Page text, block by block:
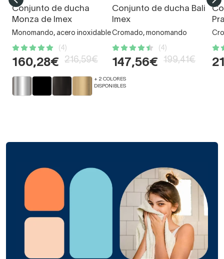
Conjunto de ducha
Monza de Imex
Monomando, acero inoxidable
(4)
160,28€ 216,59€
+ 2 COLORES
DISPONIBLES
Conjunto de ducha Bali
Imex
Cromado, monomando
(4)
147,56€ 199,41€